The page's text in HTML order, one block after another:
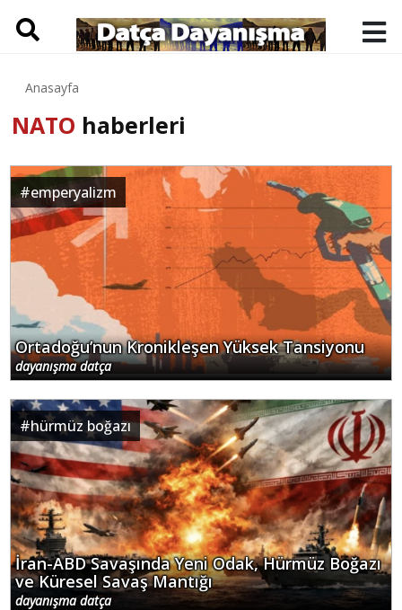
Anasayfa
NATO haberleri
#emperyalizm
Ortadoğu’nun Kronikleşen Yüksek Tansiyonu
dayanışma datça
#hürmüz boğazı
İran-ABD Savaşında Yeni Odak, Hürmüz Boğazı
ve Küresel Savaş Mantığı
dayanışma datça